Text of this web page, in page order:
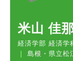
米山 佳
経済学部 経済学
｜ 島根・県立